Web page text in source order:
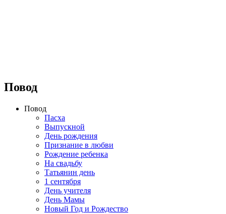
Повод
Повод
Пасха
Выпускной
День рождения
Признание в любви
Рождение ребенка
На свадьбу
Татьянин день
1 сентября
День учителя
День Мамы
Новый Год и Рождество